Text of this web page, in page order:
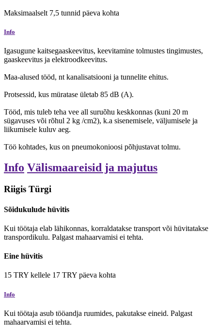
Maksimaalselt 7,5 tunnid päeva kohta
Info
Igasugune kaitsegaaskeevitus, keevitamine tolmustes tingimustes,
gaaskeevitus ja elektroodkeevitus.
Maa-alused tööd, nt kanalisatsiooni ja tunnelite ehitus.
Protsessid, kus müratase ületab 85 dB (A).
Tööd, mis tuleb teha vee all suruõhu keskkonnas (kuni 20 m
sügavuses või rõhul 2 kg /cm2), k.a sisenemisele, väljumisele ja
liikumisele kuluv aeg.
Töö kohtades, kus on pneumokonioosi põhjustavat tolmu.
Info Välismaareisid ja majutus
Riigis Türgi
Sõidukulude hüvitis
Kui töötaja elab lähikonnas, korraldatakse transport või hüvitatakse
transpordikulu. Palgast mahaarvamisi ei tehta.
Eine hüvitis
15 TRY kellele 17 TRY päeva kohta
Info
Kui töötaja asub tööandja ruumides, pakutakse eineid. Palgast
mahaarvamisi ei tehta.